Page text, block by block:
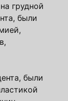
грудной
были
были